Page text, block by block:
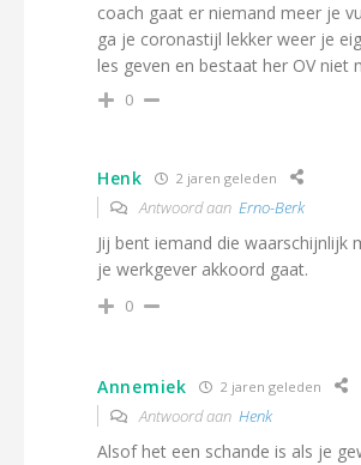
coach gaat er niemand meer je
ga je coronastijl lekker weer je
les geven en bestaat her OV niet
0
Henk 2 jaren geleden
Antwoord aan Erno-Berk
Jij bent iemand die waarschijnlijk
je werkgever akkoord gaat.
0
Annemiek 2 jaren geleden
Antwoord aan Henk
Alsof het een schande is als je